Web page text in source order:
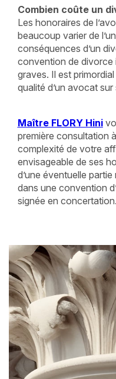
Combien coûte un
Les honoraires de
beaucoup varier de
conséquences d’un
convention de divorce
graves. Il est
qualité d’un avocat
Maître FLORY Hini
première consultation
complexité de votre
envisageable de ses
d’une éventuelle
dans une convention
signée en concertation.